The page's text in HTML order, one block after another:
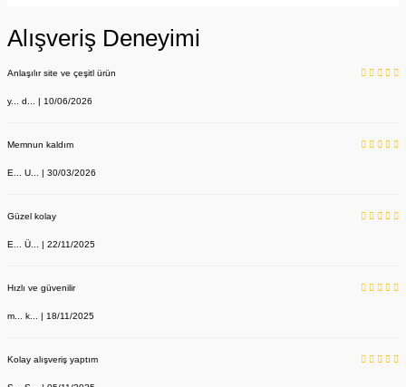
Alışveriş Deneyimi
Anlaşılır site ve çeşitl ürün
y... d... | 10/06/2026
Memnun kaldım
E... U... | 30/03/2026
Güzel kolay
E... Ü... | 22/11/2025
Hızlı ve güvenilir
m... k... | 18/11/2025
Kolay alışveriş yaptım